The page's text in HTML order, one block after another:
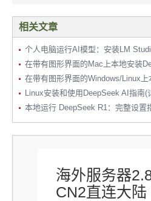
相关文章
个人电脑运行AI模型：安装LM
在带有图形界面的Mac上本地安装
在带有图形界面的Windows/Linux上
Linux安装和使用DeepSeek AI指南(
本地运行 DeepSeek R1：完整设置
海外服务器
CN2直连大陆